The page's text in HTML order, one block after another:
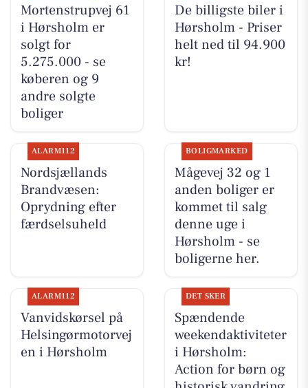
Mortenstrupvej 61
i Hørsholm er
solgt for
5.275.000 - se
køberen og 9
andre solgte
boliger
De billigste biler i
Hørsholm - Priser
helt ned til 94.900
kr!
ALARM112
Nordsjællands
Brandvæsen:
Oprydning efter
færdselsuheld
BOLIGMARKED
Mågevej 32 og 1
anden boliger er
kommet til salg
denne uge i
Hørsholm - se
boligerne her.
ALARM112
Vanvidskørsel på
Helsingørmotorvej
en i Hørsholm
DET SKER
Spændende
weekendaktiviteter
i Hørsholm:
Action for børn og